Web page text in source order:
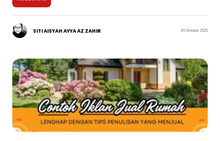
SITI AISYAH AYYA AZ ZAHIR 24 Oktober 2025